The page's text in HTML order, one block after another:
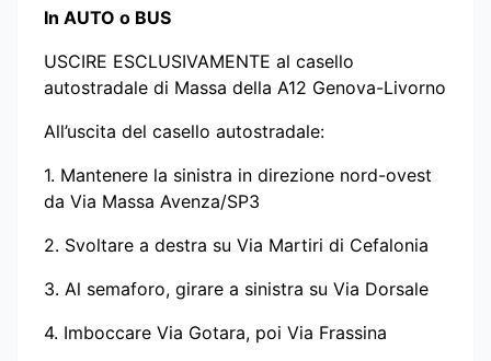
In AUTO o BUS
USCIRE ESCLUSIVAMENTE al casello
autostradale di Massa della A12 Genova-Livorno
All’uscita del casello autostradale:
1.⁠ Mantenere la sinistra in direzione nord-ovest
da Via Massa Avenza/SP3
2.⁠ Svoltare a destra su Via Martiri di Cefalonia
3.⁠ Al semaforo, girare a sinistra su Via Dorsale
4.⁠ Imboccare Via Gotara, poi Via Frassina